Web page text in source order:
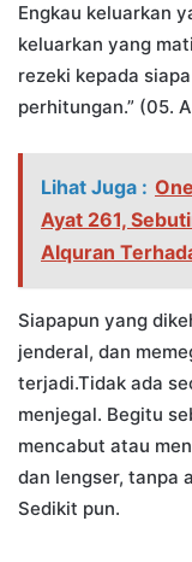
Engkau keluarkan
keluarkan yang
rezeki kepada
perhitungan.” (05.
Lihat Juga :
Ayat 261,
Alquran
Siapapun yang
jenderal, dan
terjadi.Tidak ada
menjegal. Begitu
mencabut atau
dan lengser, tanpa
Sedikit pun.